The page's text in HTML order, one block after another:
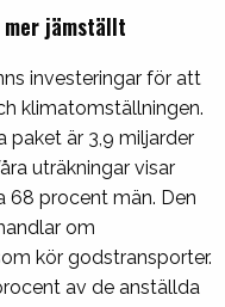
mer jämställt
investeringar för att
klimatomställningen.
paket är 3,9 miljarder
uträkningar visar
procent män. Den
om
kör godstransporter.
av de anställda